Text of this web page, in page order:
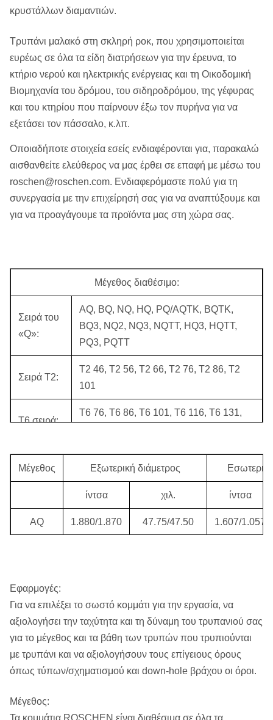
κρυστάλλων διαμαντιών.
Τρυπάνι μαλακό στη σκληρή ροκ, που χρησιμοποιείται
ευρέως σε όλα τα είδη διατρήσεων για την έρευνα, το
κτήριο νερού και ηλεκτρικής ενέργειας και τη Οικοδομική
Βιομηχανία του δρόμου, του σιδηροδρόμου, της γέφυρας
και του κτηρίου που παίρνουν έξω τον πυρήνα για να
εξετάσει τον πάσσαλο, κ.λπ.
Οποιαδήποτε στοιχεία εσείς ενδιαφέρονται για, παρακαλώ
αισθανθείτε ελεύθερος να μας έρθει σε επαφή με μέσω του
roschen@roschen.com. Ενδιαφερόμαστε πολύ για τη
συνεργασία με την επιχείρησή σας για να αναπτύξουμε και
για να προαγάγουμε τα προϊόντα μας στη χώρα σας.
Μέγεθος διαθέσιμο:
Σειρά του
«Q»:
AQ, BQ, NQ, HQ, PQ/AQTK, BQTK,
BQ3, NQ2, NQ3, NQTT, HQ3, HQTT,
PQ3, PQTT
Σειρά T2:
T2 46, T2 56, T2 66, T2 76, T2 86, T2
101
T6 σειρά:
T6 76, T6 86, T6 101, T6 116, T6 131,
Σειρά Τ: T36, T46, T56, T66, T76, T86
Z46, Z56, Z66, Z76, Z86, Z101, Z116,
Z131, Z146
Σειρά Β:
B36, B46, B56, B66, B76, B86, B101,
Σειρά
RWT, EWT, AWT, BWT, NWT, HWT
WM σειρά: EWM, AWM, BWM, NWM, HWM
Σειρά WG: EWG, AWG, BWG, NWG, HWG
Μέγεθος Εξωτερική διάμετρος
ίντσα χιλ. ίντσα
AQ 1.880/1.870 47.75/47.50 1.607/1.057
HQ 3.770/3.755 95.76/95.38 2.505/2.495
PQ 4.815/4.795 122.30/121.80 3.350/3.340
Εφαρμογές:
Για να επιλέξει το σωστό κομμάτι για την εργασία, να
αξιολογήσει την ταχύτητα και τη δύναμη του τρυπανιού σας
για το μέγεθος και τα βάθη των τρυπών που τρυπιούνται
με τρυπάνι και να αξιολογήσουν τους επίγειους όρους
όπως τύπων/σχηματισμού και down-hole βράχου οι όροι.
Μέγεθος:
Τα κομμάτια ROSCHEN είναι διαθέσιμα σε όλα τα